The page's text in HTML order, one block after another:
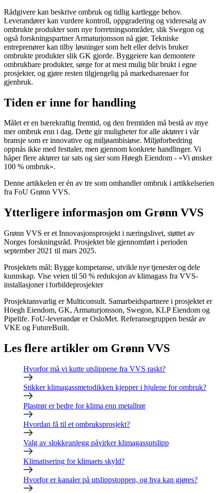
Rådgivere kan beskrive ombruk og tidlig kartlegge behov.
Leverandørerkan vurdere kontroll, oppgradering og videresalg av
ombrukte produkter som nye forretningsområder, slik Swegon og
også forskningspartnerArmaturjonsson nå gjør. Tekniske
entreprenører kan tilby løsninger som helt eller delvis bruker
ombrukte produkterslik GK gjorde. Byggeiere kan demontere
ombrukbare produkter, sørge for at mest mulig blir brukt i egne
prosjekter, og gjøre resten tilgjengelig på markedsarenaer for
gjenbruk.
Tiden er inne for handling
Målet er en bærekraftig fremtid, og den fremtiden må bestå av mye
mer ombruk enn i dag. Dette gir muligheterforalle aktører i vår
bransje som erinnovative og miljøambisiøse. Miljøforbedring
oppnås ikke med festtaler, men gjennom konkrete handlinger. Vi
håper flere aktørertar sats og siersom Høegh Eiendom - «Vi ønsker
100 % ombruk».
Denne artikkelen er én av tre som omhandler ombruk i artikkelserien
fra FoU Grønn VVS.
Ytterligere informasjon om Grønn VVS
Grønn VVS er et Innovasjonsprosjekt i næringslivet, støttet av
Norges forskningsråd. Prosjektet ble gjennomført i perioden
september 2021 til mars 2025.
Prosjektets mål: Bygge kompetanse, utvikle nye tjenester og dele
kunnskap​. Vise veien til 50 % reduksjon av klimagass fra VVS-
installasjoner i forbildeprosjekter
Prosjektansvarlig er Multiconsult. Samarbeidspartnere i prosjektet er
Höegh Eiendom, GK, Armaturjonsson, Swegon, KLP Eiendom og
Pipelife. FoU-leverandør er OsloMet. Referansegruppen består av
VKE og FutureBuilt.
Les flere artikler om Grønn VVS
Hvorfor må vi kutte utslippene fra VVS raskt?
Stikker klimagassmetodikken kjepper i hjulene for ombruk?
Plastrør er bedre for klima enn metallrør
Hvordan få til et ombruksprosjekt?
Valg av slokkeanlegg påvirker klimagassutslipp
Klimatisering for klimaets skyld?
Hvorfor er kanaler på utslippstoppen, og hva kan gjøres?